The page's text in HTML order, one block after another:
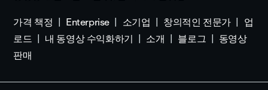
가격 책정
Enterprise 소기업 창의적인 전문가
업
로드
내 동영상 수익화하기 소개 블로그
동영상
판매